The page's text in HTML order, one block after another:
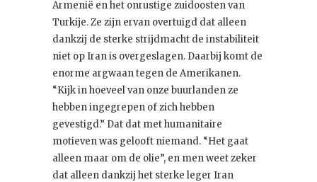
Armenië en het onrustige zuidoosten van
Turkije. Ze zijn ervan overtuigd dat alleen
dankzij de sterke strijdmacht de instabiliteit
niet op Iran is overgeslagen. Daarbij komt de
enorme argwaan tegen de Amerikanen.
“Kijk in hoeveel van onze buurlanden ze
hebben ingegrepen of zich hebben
gevestigd.” Dat dat met humanitaire
motieven was gelooft niemand. “Het gaat
alleen maar om de olie”, en men weet zeker
dat alleen dankzij het sterke leger Iran